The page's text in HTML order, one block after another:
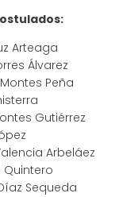
Arteaga
Álvarez
Peña
Gutiérrez
Arbeláez
Quintero
Sequeda